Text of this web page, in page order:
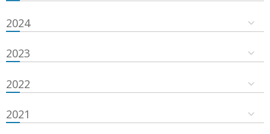
2024
2023
2022
2021